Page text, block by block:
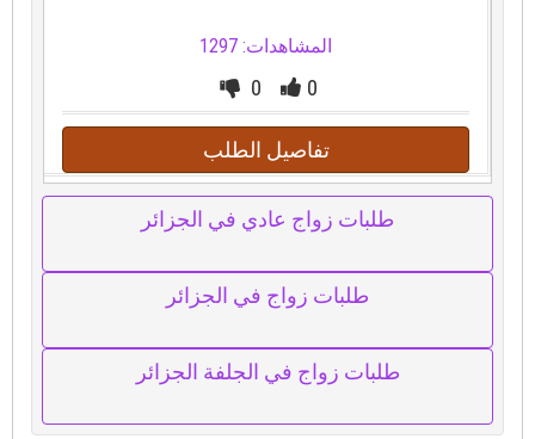
المشاهدات: 1297
0
0
تفاصيل الطلب
طلبات زواج عادي في الجزائر
طلبات زواج في الجزائر
طلبات زواج في الجلفة الجزائر